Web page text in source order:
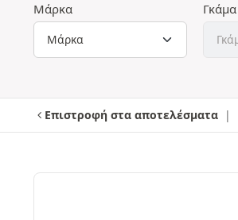
Μάρκα Γκάμα
Επιστροφή στα αποτελέσματα